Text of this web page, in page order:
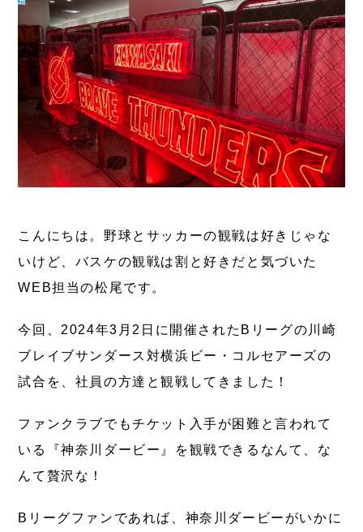
こんにちは。 野球とサッカーの観戦は好きじゃな
いけど、バスケの観戦は割と好きだと気づいた
WEB担当の松尾です。
今回、2024年3月2日に開催されたBリーグの川崎
ブレイブサンダース対横浜ビー・コルセアーズの
試合を、社員の方達と観戦してきました！
ファンクラブでもチケット入手が困難と言われて
いる『神奈川ダービー』を観戦できるなんて、な
んて贅沢な！
Bリーグファンであれば、神奈川ダービーがいかに